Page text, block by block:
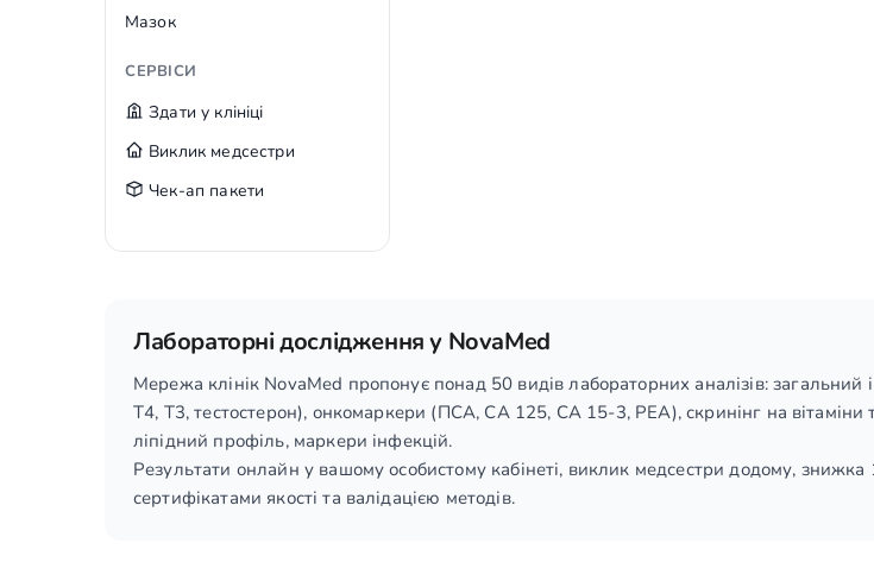
Мазок
СЕРВІСИ
Здати у клініці
Виклик медсестри
Чек-ап пакети
Лабораторні дослідження у NovaMed
Мережа клінік NovaMed пропонує понад 50 видів лабораторних аналізів: загальний
T4, T3, тестостерон), онкомаркери (ПСА, СА 125, СА 15-3, РЕА), скринінг на вітаміни
ліпідний профіль, маркери інфекцій.
Результати онлайн у вашому особистому кабінеті, виклик медсестри додому,
сертифікатами якості та валідацією методів.